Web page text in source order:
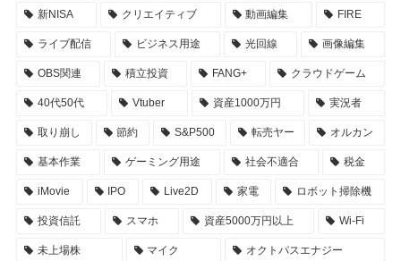
新NISA クリエイティブ 動画編集 FIRE
ライブ配信 ビジネス用途 光回線 画像編集
OBS関連 積立投資 FANG+ クラウドゲーム
40代50代 Vtuber 資産1000万円 実況者
取り崩し 節約 S&P500 転売ヤー オルカン
基本作業 ゲーミング用途 社会不適合 税金
iMovie IPO Live2D 家電 ロボット掃除機
投資信託 スマホ 資産5000万円以上 Wi-Fi
未上場株 マイク オクトパスエナジー